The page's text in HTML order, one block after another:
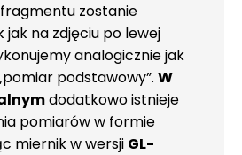
zostanie
na zdjęciu po lewej
analogicznie jak
podstawowy”. W
dodatkowo istnieje
pomiarów w formie
miernik w wersji GL-